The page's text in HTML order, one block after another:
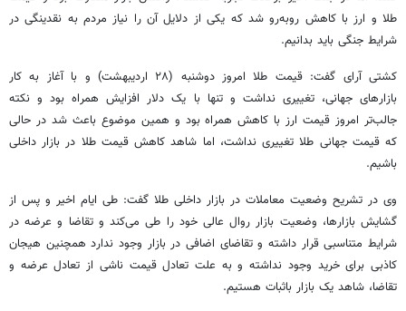
طلا و ارز با کاهش روبه‌رو شد که یکی از دلایل آن را نیاز مردم به نقدینگی در
شرایط جنگی باید بدانیم.
کشتی آرای گفت: قیمت طلا امروز دوشنبه (۲۸ اردیبهشت) و با آغاز به کار
بازارهای جهانی، تغییری نداشت و تنها با یک دلار افزایش همراه بود و نکته
جالب‌تر امروز قیمت ارز با کاهش همراه بود و همین موضوع باعث شد در حالی
که قیمت جهانی طلا تغییری نداشت، اما شاهد کاهش قیمت طلا در بازار داخلی
باشیم.
وی در تشریح وضعیت معاملات در بازار داخلی طلا گفت: طی ایام اخیر و پس از
گشایش بازارها، وضعیت بازار روال عالی خود را طی می‌کند و تقاضا و عرضه در
شرایط متناسبی قرار داشته و تقاضای اضافی در بازار وجود ندارد همچنین هیجان
کاذبی برای خرید وجود نداشته و به علت تعادل قیمت ناشی از تعادل عرضه و
تقاضا، شاهد یک بازار باثبات هستیم.